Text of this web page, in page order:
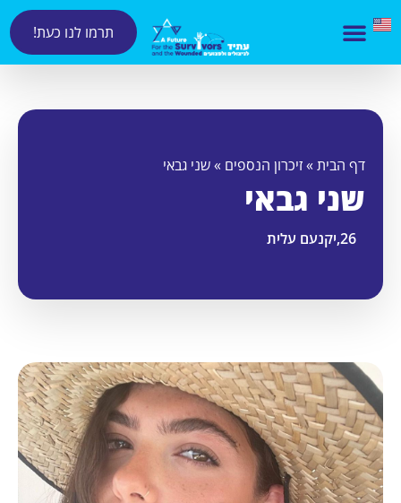
תרמו לנו כעת!
דף הבית»זיכרון הנספים »שני גבאי
שני גבאי
26, יקנעם עלית